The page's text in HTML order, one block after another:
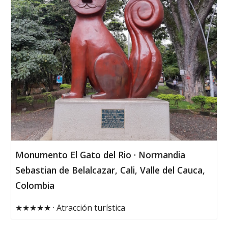
Monumento El Gato del Rio · Normandia
Sebastian de Belalcazar, Cali, Valle del Cauca,
Colombia
★★★★★ · Atracción turística